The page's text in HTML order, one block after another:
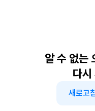
알 수 없는
다시
새로고